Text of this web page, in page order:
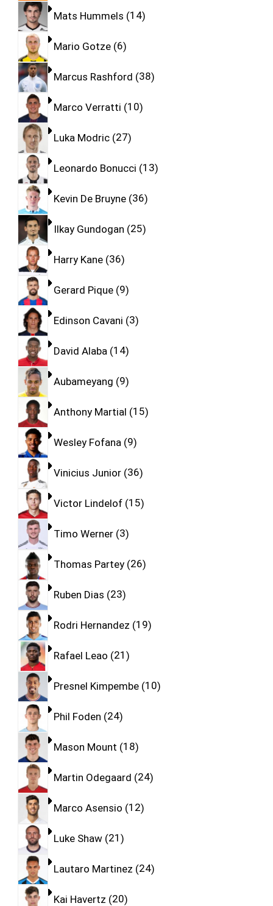
Mats Hummels 14
Mario Gotze 6
Marcus Rashford 38
Marco Verratti 10
Luka Modric 27
Leonardo Bonucci 13
Kevin De Bruyne 36
Ilkay Gundogan 25
Harry Kane 36
Gerard Pique 9
Edinson Cavani 3
David Alaba 14
Aubameyang 9
Anthony Martial 15
Wesley Fofana 9
Vinicius Junior 36
Victor Lindelof 15
Timo Werner 3
Thomas Partey 26
Ruben Dias 23
Rodri Hernandez 19
Rafael Leao 21
Presnel Kimpembe 10
Phil Foden 24
Mason Mount 18
Martin Odegaard 24
Marco Asensio 12
Luke Shaw 21
Lautaro Martinez 24
Kai Havertz 20